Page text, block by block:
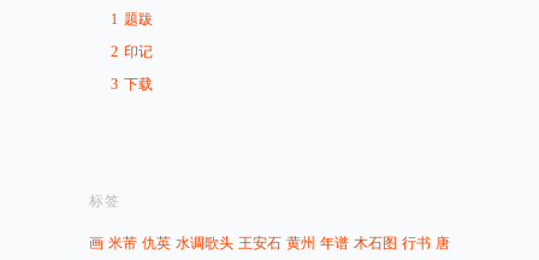
1 题跋
2 印记
3 下载
标签
画 米芾 仇英 水调歌头 王安石 黄州 年谱 木石图 行书 唐